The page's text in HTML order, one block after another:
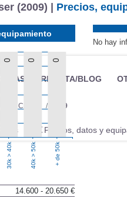
REVISTA/BLOG
Cruiser 2009
Precios, datos y
(2009) | Precios,
0 0 0
30k > 40k 40k > 50k + de 50k
14.600 - 20.650 €
No hay